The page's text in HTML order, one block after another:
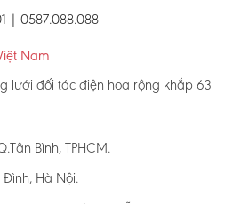
| 0587.088.088
Nam
lưới đối tác điện hoa rộng khắp 63
Bình, TPHCM.
Đình, Hà Nội.